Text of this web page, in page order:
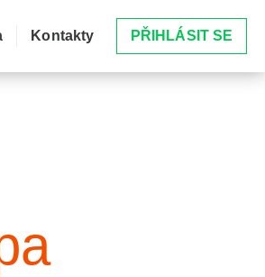
Kontakty PŘIHLÁSIT SE